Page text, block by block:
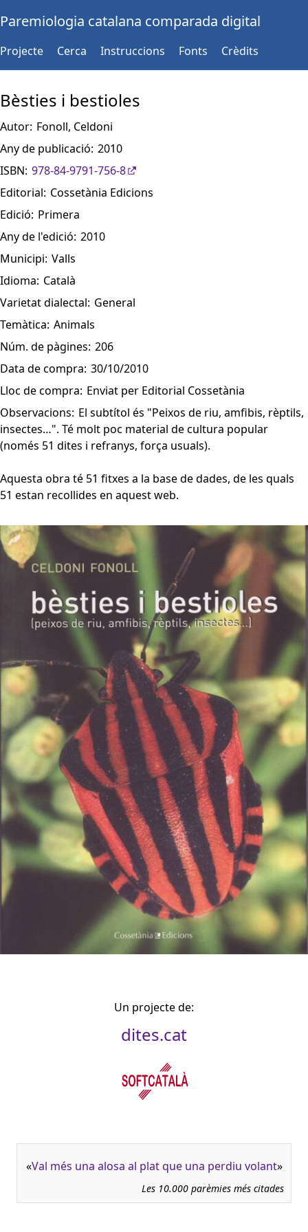
Paremiologia catalana comparada digital
Projecte Cerca Instruccions Fonts Crèdits
Bèsties i bestioles
Autor: Fonoll, Celdoni
Any de publicació: 2010
ISBN: 978-84-9791-756-8
Editorial: Cossetània Edicions
Edició: Primera
Any de l'edició: 2010
Municipi: Valls
Idioma: Català
Varietat dialectal: General
Temàtica: Animals
Núm. de pàgines: 206
Data de compra: 30/10/2010
Lloc de compra: Enviat per Editorial Cossetània
Observacions: El subtítol és "Peixos de riu, amfibis, rèptils,
insectes…". Té molt poc material de cultura popular
(només 51 dites i refranys, força usuals).
Aquesta obra té 51 fitxes a la base de dades, de les quals
51 estan recollides en aquest web.
Un projecte de:
dites.cat
«Val més una alosa al plat que una perdiu volant»
Les 10.000 parèmies més citades